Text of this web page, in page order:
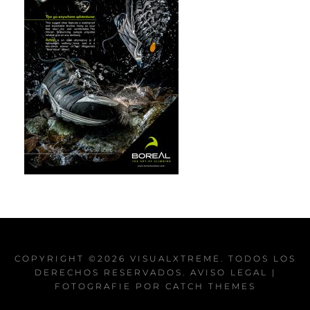
COPYRIGHT ©2026 VISUALXTREME . TODOS LOS
DERECHOS RESERVADOS. AVISO LEGAL
|
FOTOGRAFIE POR CATCH THEMES